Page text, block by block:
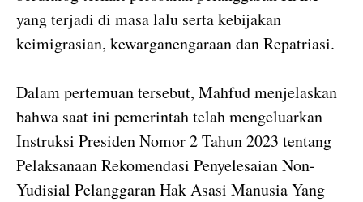
yang terjadi di masa lalu serta kebijakan
keimigrasian, kewarganengaraan dan Repatriasi.
Dalam pertemuan tersebut, Mahfud menjelaskan
bahwa saat ini pemerintah telah mengeluarkan
Instruksi Presiden Nomor 2 Tahun 2023 tentang
Pelaksanaan Rekomendasi Penyelesaian Non-
Yudisial Pelanggaran Hak Asasi Manusia Yang